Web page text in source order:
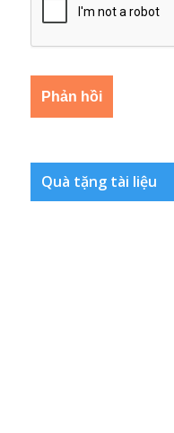
Quà tặng tài liệu